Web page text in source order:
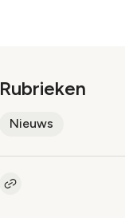
Rubrieken
Nieuws
Kopieer link naar artikel